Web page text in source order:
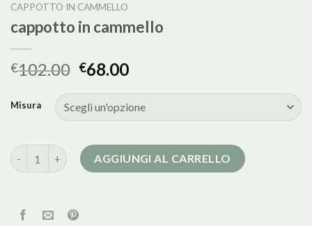
CAPPOTTO IN CAMMELLO
cappotto in cammello
€102.00 €68.00
Misura
cappotto in cammello quantitàAGGIUNGI AL CARRELLO